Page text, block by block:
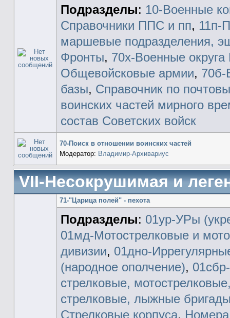
Подразделы: 10-Военные
Справочники ППС и пп, 11п-
маршевые подразделения,
Фронты, 70х-Военные
Общевойсковые армии, 70б-
базы, Справочник по
воинских частей мирного
состав Советских войск
70-Поиск в отношении воинских частей
Модератор: Владимир-Архивариус
VII-Несокрушимая и
71-"Царица полей" - пехота
Подразделы: 01ур-УРы
01мд-Мотострелковые и
дивизии, 01дно-
(народное ополчение),
стрелковые,
стрелковые, лыжные
Стрелковые корпуса, Номера